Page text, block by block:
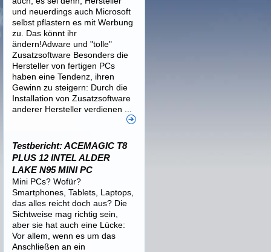
und neuerdings auch Microsoft
selbst pflastern es mit Werbung
zu. Das könnt ihr
ändern!Adware und "tolle"
Zusatzsoftware Besonders die
Hersteller von fertigen PCs
haben eine Tendenz, ihren
Gewinn zu steigern: Durch die
Installation von Zusatzsoftware
anderer Hersteller verdienen ...
Testbericht: ACEMAGIC T8
PLUS 12 INTEL ALDER
LAKE N95 MINI PC
Mini PCs? Wofür?
Smartphones, Tablets, Laptops,
das alles reicht doch aus? Die
Sichtweise mag richtig sein,
aber sie hat auch eine Lücke:
Vor allem, wenn es um das
Anschließen an ein